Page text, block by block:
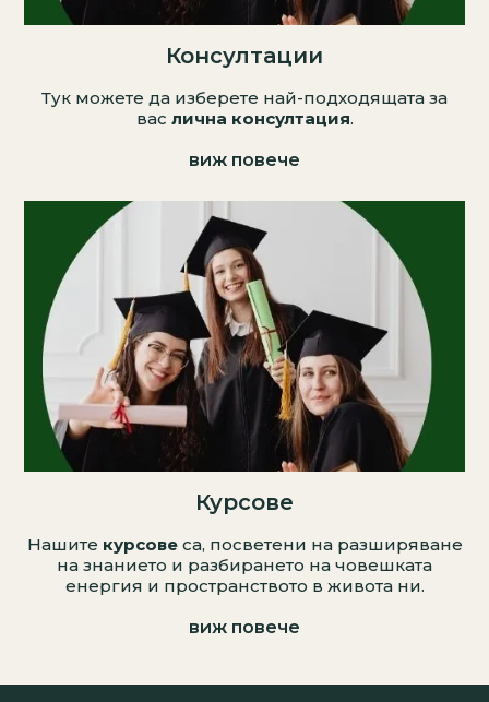
Консултации
Тук можете да изберете най-подходящата за
вас лична консултация.
виж повече
Курсове
Нашите курсовеса, посветени на разширяване
на знанието и разбирането на човешката
енергия и пространството в живота ни.
виж повече